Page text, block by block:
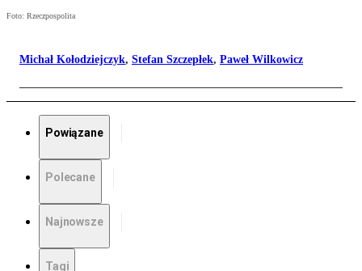
Foto: Rzeczpospolita
Michał Kołodziejczyk, Stefan Szczepłek, Paweł Wilkowicz
Powiązane
Polecane
Najnowsze
Tagi